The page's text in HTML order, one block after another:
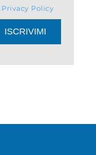
Privacy Policy
ISCRIVIMI